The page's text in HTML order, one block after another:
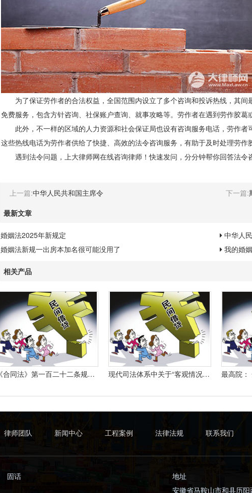
为了保证劳作者的合法权益，全国范围内设立了多个咨询和投诉热线，其间
免费服务，包含方针咨询、社保账户查询、就事攻略等。劳作者在遇到劳作胶
此外，不一样的区域的人力资源和社会保证局也设有咨询服务电话，劳作者
这些热线电话为劳作者供给了快捷、高效的法令咨询服务，有助于及时处理劳作
遇到法令问题，上大律师网在线咨询律师！快速发问，分分钟帮你回答法令
上一篇:中华人民共和国主席令 下一篇:
最新文章
婚姻法2025年新规定
中华人
婚姻法新规一出房本加名很可能没用了
我的婚
相关产品
《合同法》第一百二十二条规定：“因当事人一方的违约行为侵害对方人身、财产权益的受损害方有权选择依照本法要求其承担违约责任或者依照其他法律要求其承担侵权责任。 现代司法体系中关于“客观情况出现重大变化”的法律规定有哪些
律师团队 新闻中心 工程案例 法律法规 联系我们
固话
地址
安徽省马鞍山市和县历